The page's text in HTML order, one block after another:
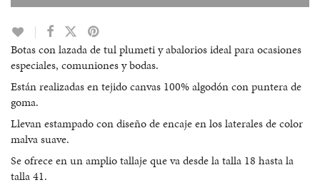
Botas con lazada de tul plumeti y abalorios ideal para ocasiones
especiales, comuniones y bodas.
Están realizadas en tejido canvas 100% algodón con puntera de
goma.
Llevan estampado con diseño de encaje en los laterales de color
malva suave.
Se ofrece en un amplio tallaje que va desde la talla 18 hasta la
talla 41.